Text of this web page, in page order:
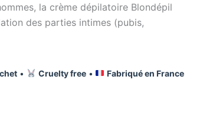
la crème dépilatoire Blondépil
des parties intimes (pubis,
• Cruelty free• Fabriqué en France